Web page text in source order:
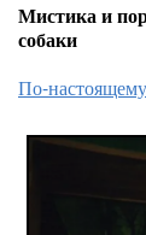
Мистика и
собаки
По-настоящему